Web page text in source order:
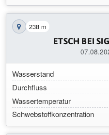
Station auf der Karte anzeigen
238 m
ETSCH BEI
Wasserstand
Durchfluss
Wassertemperatur
Schwebstoffkonzentration